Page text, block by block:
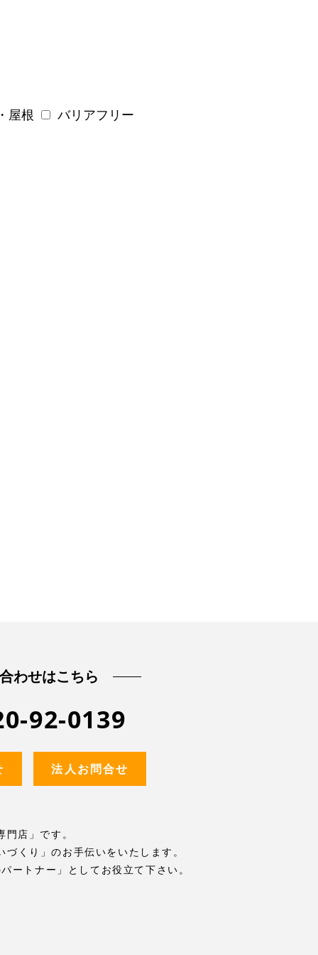
屋根
バリアフリー
わせはこちら
92-0139
法人お問合せ
店」です。
くり」のお手伝いをいたします。
ートナー」としてお役立て下さい。